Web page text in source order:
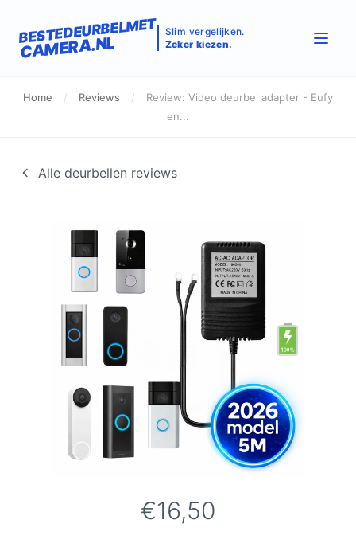
BESTEDEURBELMET
CAMERA.NL
Slim vergelijken.
Zeker kiezen.
Home / Reviews /
Review: Video deurbel adapter - Eufy
en...
Alle deurbellen reviews
€16,50